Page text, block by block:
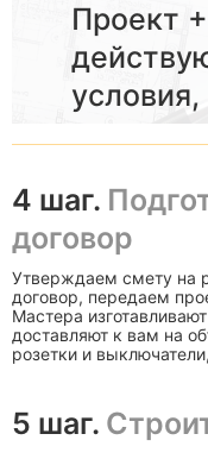
Проект
4 шаг.
договор
Утверждаем смету на
договор, передаем
Мастера
доставляют к вам на
розетки и
5 шаг.